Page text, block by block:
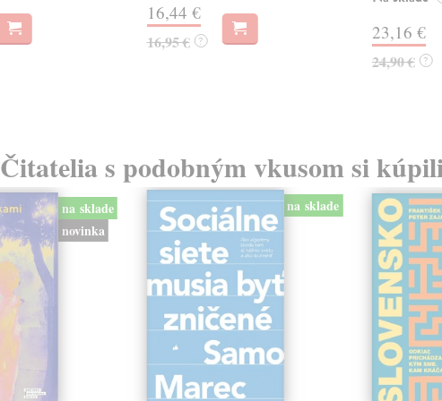
16,44 €
16,95 € ? 23,16 €
24,90 € ?
Čitatelia s podobným vkusom si
na sklade
novinka
na sklade